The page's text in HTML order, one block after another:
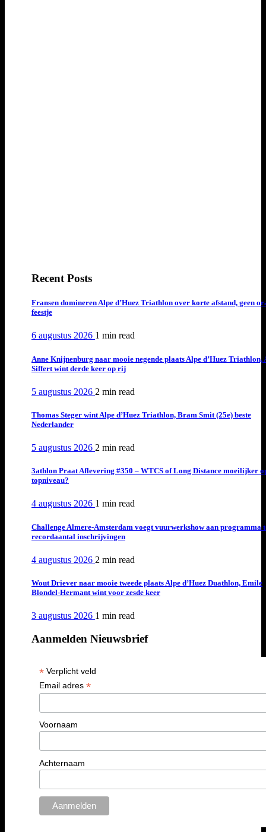
Recent Posts
Fransen domineren Alpe d’Huez Triathlon over korte afstand, geen
feestje
6 augustus 2026 1 min read
Anne Knijnenburg naar mooie negende plaats Alpe d’Huez Triathlon,
Siffert wint derde keer op rij
5 augustus 2026 2 min read
Thomas Steger wint Alpe d’Huez Triathlon, Bram Smit (25e) beste
Nederlander
5 augustus 2026 2 min read
3athlon Praat Aflevering #350 – WTCS of Long Distance moeilijker
topniveau?
4 augustus 2026 1 min read
Challenge Almere-Amsterdam voegt vuurwerkshow aan programma
recordaantal inschrijvingen
4 augustus 2026 2 min read
Wout Driever naar mooie tweede plaats Alpe d’Huez Duathlon, Emile
Blondel-Hermant wint voor zesde keer
3 augustus 2026 1 min read
Aanmelden Nieuwsbrief
*Verplicht veld
Email adres *
Voornaam
Achternaam